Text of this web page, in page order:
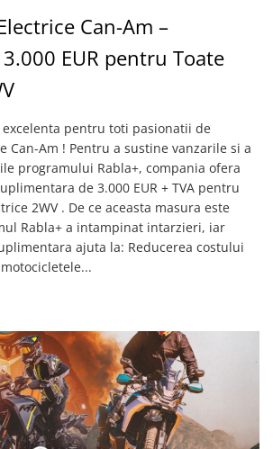
Can-Am –
EUR pentru Toate
excelenta pentru toti pasionatii de
Can-Am ! Pentru a sustine vanzarile si a
programului Rabla+, compania ofera
de 3.000 EUR + TVA pentru
2WV . De ce aceasta masura este
Rabla+ a intampinat intarzieri, iar
ajuta la: Reducerea costului